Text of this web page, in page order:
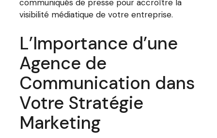
communiqués de presse pour accroître la
visibilité médiatique de votre entreprise.
L’Importance d’une
Agence de
Communication dans
Votre Stratégie
Marketing